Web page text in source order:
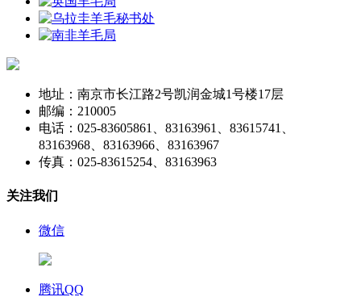
地址：南京市长江路2号凯润金城1号楼17层
邮编：210005
电话：025-83605861、83163961、83615741、
83163968、83163966、83163967
传真：025-83615254、83163963
关注我们
微信
腾讯QQ